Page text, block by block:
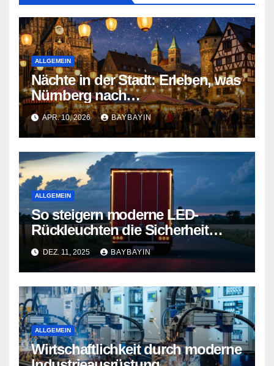
ALLGEMEIN
Nächte in der Stadt: Erleben, was
Nürnberg nach
Sonnenuntergang lebendig
macht
APR. 10, 2026 BAYBAYIN
ALLGEMEIN
So steigern moderne LED-
Rückleuchten die Sicherheit
Ihres Anhängers
DEZ. 11, 2025 BAYBAYIN
ALLGEMEIN
Wirtschaftlichkeit durch moderne